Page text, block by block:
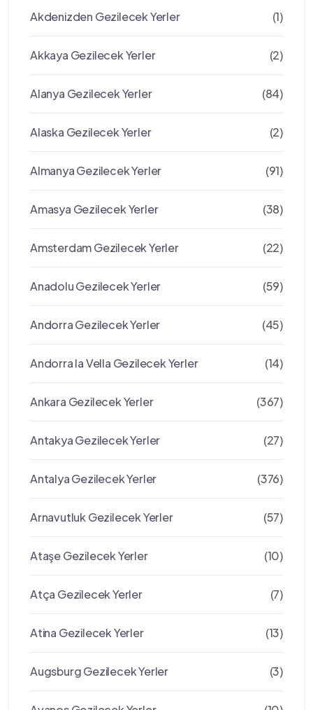
Akdenizden Gezilecek Yerler (1)
Akkaya Gezilecek Yerler (2)
Alanya Gezilecek Yerler (84)
Alaska Gezilecek Yerler (2)
Almanya Gezilecek Yerler (91)
Amasya Gezilecek Yerler (38)
Amsterdam Gezilecek Yerler (22)
Anadolu Gezilecek Yerler (59)
Andorra Gezilecek Yerler (45)
Andorra la Vella Gezilecek Yerler (14)
Ankara Gezilecek Yerler (367)
Antakya Gezilecek Yerler (27)
Antalya Gezilecek Yerler (376)
Arnavutluk Gezilecek Yerler (57)
Ataşe Gezilecek Yerler (10)
Atça Gezilecek Yerler (7)
Atina Gezilecek Yerler (13)
Augsburg Gezilecek Yerler (3)